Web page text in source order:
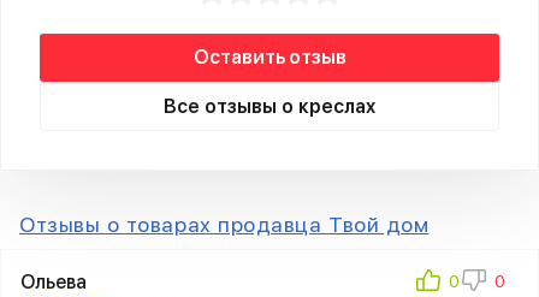
Оставить отзыв
Все отзывы о креслах
Отзывы о товарах продавца Твой дом
Ольева